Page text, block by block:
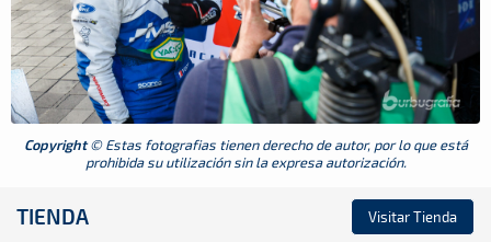
Copyright© Estas fotografias tienen derecho de autor, por lo que está
prohibida su utilización sin la expresa autorización.
TIENDA Visitar Tienda